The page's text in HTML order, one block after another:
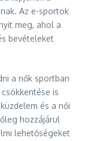
Az e-sportok
meg, ahol a
bevételeket
a nők sportban
is
és a női
hozzájárul
lehetőségeket